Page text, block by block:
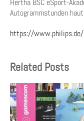
Autogrammstunden
https://
Related Posts